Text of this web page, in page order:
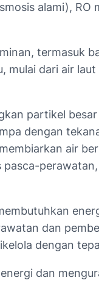
alami),
termasuk
mulai dari air
partikel
dengan
air
dan
dengan
dan